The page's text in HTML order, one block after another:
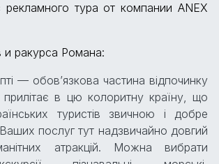
тура от компании ANEX
ракурса Романа:
— обов’язкова частина відпочинку
в цю колоритну країну, що
туристів звичною і добре
послуг тут надзвичайно довгий
атракцій. Можна вибрати